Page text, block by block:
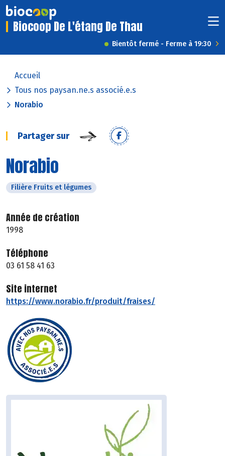
Biocoop De L'étang De Thau
Bientôt fermé - Ferme à 19:30
Accueil
Tous nos paysan.ne.s associé.e.s
Norabio
Partager sur
Norabio
Filière Fruits et légumes
Année de création
1998
Téléphone
03 61 58 41 63
Site internet
https://www.norabio.fr/produit/fraises/